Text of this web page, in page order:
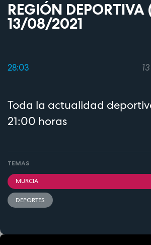
REGIÓN DEPORTIVA
13/08/2021
28:03
Toda la actualidad
21:00 horas
TEMAS
MURCIA
DEPORTES